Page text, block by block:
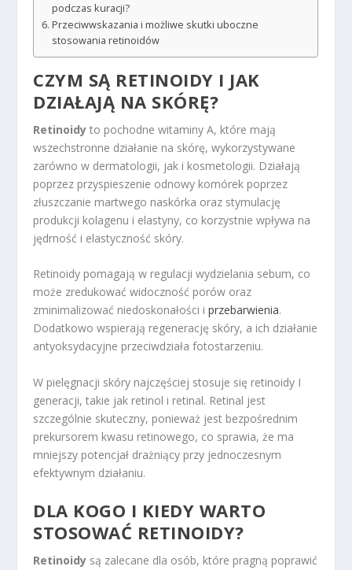
podczas kuracji?
Przeciwwskazania i możliwe skutki uboczne
stosowania retinoidów
CZYM SĄ RETINOIDY I JAK
DZIAŁAJĄ NA SKÓRĘ?
Retinoidy to pochodne witaminy A, które mają
wszechstronne działanie na skórę, wykorzystywane
zarówno w dermatologii, jak i kosmetologii. Działają
poprzez przyspieszenie odnowy komórek poprzez
złuszczanie martwego naskórka oraz stymulację
produkcji kolagenu i elastyny, co korzystnie wpływa na
jędrność i elastyczność skóry.
Retinoidy pomagają w regulacji wydzielania sebum, co
może zredukować widoczność porów oraz
zminimalizować niedoskonałości iprzebarwienia.
Dodatkowo wspierają regenerację skóry, a ich działanie
antyoksydacyjne przeciwdziała fotostarzeniu.
W pielęgnacji skóry najczęściej stosuje się retinoidy I
generacji, takie jak retinol i retinal. Retinal jest
szczególnie skuteczny, ponieważ jest bezpośrednim
prekursorem kwasu retinowego, co sprawia, że ma
mniejszy potencjał drażniący przy jednoczesnym
efektywnym działaniu.
DLA KOGO I KIEDY WARTO
STOSOWAĆ RETINOIDY?
Retinoidy są zalecane dla osób, które pragną poprawić